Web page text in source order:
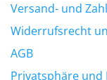
Versand- und
Widerrufsrecht
AGB
Privatsphäre und